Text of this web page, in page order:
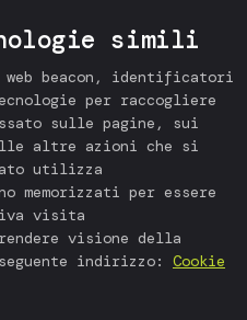
simili
web beacon, identificatori
per raccogliere
sulle pagine, sui
altre azioni che si
utilizza
memorizzati per essere
visita
visione della
indirizzo: Cookie